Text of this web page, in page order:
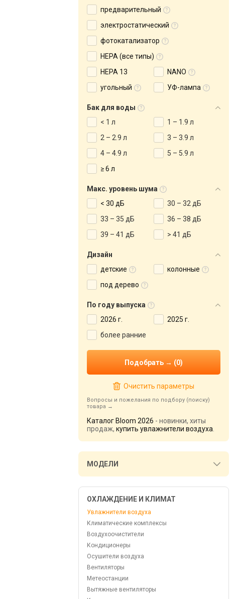
предварительный
электростатический
фотокатализатор
HEPA (все типы)
HEPA 13
NANO
угольный
УФ-лампа
Бак для воды
< 1 л
1 – 1.9 л
2 – 2.9 л
3 – 3.9 л
4 – 4.9 л
5 – 5.9 л
≥ 6 л
Макс. уровень шума
< 30 дБ
30 – 32 дБ
33 – 35 дБ
36 – 38 дБ
39 – 41 дБ
> 41 дБ
Дизайн
детские
колонные
под дерево
По году выпуска
2026 г.
2025 г.
более ранние
Очистить параметры
Вопросы и пожелания по подбору (поиску)
товара
Каталог Bloom 2026 - новинки, хиты
продаж, купить увлажнители воздуха
МОДЕЛИ
ОХЛАЖДЕНИЕ И КЛИМАТ
Увлажнители воздуха
Климатические комплексы
Воздухоочистители
Кондиционеры
Осушители воздуха
Вентиляторы
Метеостанции
Вытяжные вентиляторы